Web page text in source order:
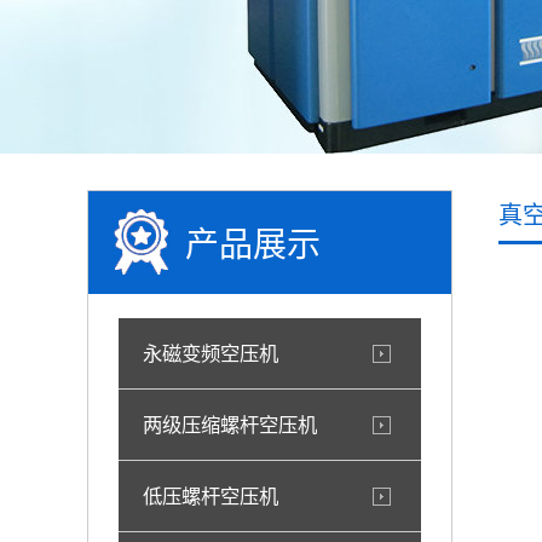
产品展示
永磁变频空压机
两级压缩螺杆空压机
低压螺杆空压机
真